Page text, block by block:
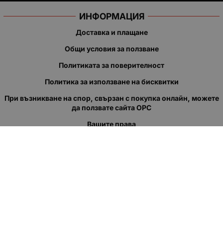
ИНФОРМАЦИЯ
Доставка и плащане
Общи условия за ползване
Политиката за поверителност
Политика за използване на бисквитки
При възникване на спор, свързан с покупка онлайн, можете
да ползвате сайта ОРС
Вашите права